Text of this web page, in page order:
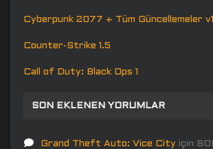
Cyberpunk 2077 + Tüm Güncellemeler
Counter-Strike 1.5
Call of Duty: Black Ops 1
SON EKLENEN YORUMLAR
Grand Theft Auto: Vice City için